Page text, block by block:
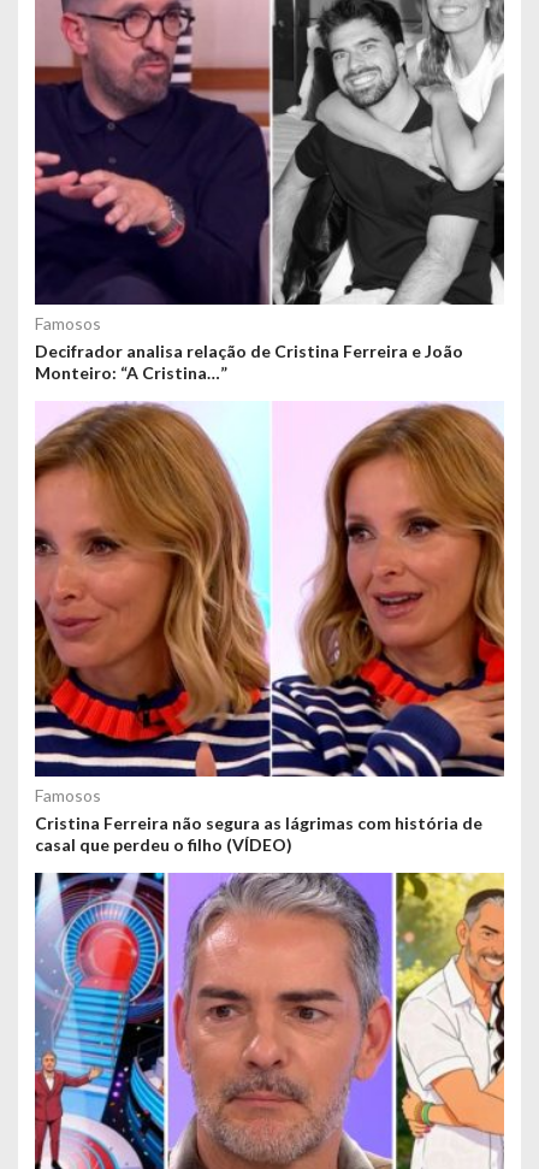
Famosos
Decifrador analisa relação de Cristina Ferreira e João
Monteiro: “A Cristina…”
Famosos
Cristina Ferreira não segura as lágrimas com história de
casal que perdeu o filho (VÍDEO)